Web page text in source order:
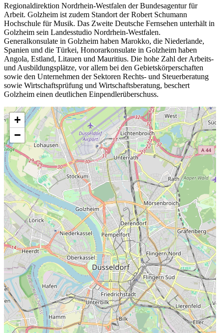
Regionaldirektion Nordrhein-Westfalen der Bundesagentur für
Arbeit. Golzheim ist zudem Standort der Robert Schumann
Hochschule für Musik. Das Zweite Deutsche Fernsehen unterhält in
Golzheim sein Landesstudio Nordrhein-Westfalen.
Generalkonsulate in Golzheim haben Marokko, die Niederlande,
Spanien und die Türkei, Honorarkonsulate in Golzheim haben
Angola, Estland, Litauen und Mauritius. Die hohe Zahl der Arbeits-
und Ausbildungsplätze, vor allem bei den Gebietskörperschaften
sowie den Unternehmen der Sektoren Rechts- und Steuerberatung
sowie Wirtschaftsprüfung und Wirtschaftsberatung, beschert
Golzheim einen deutlichen Einpendlerüberschuss.
+
−